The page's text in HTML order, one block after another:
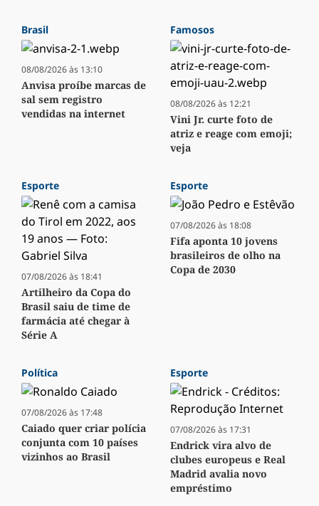
Brasil
08/08/2026 às 13:10
Anvisa proíbe marcas de
sal sem registro
vendidas na internet
Famosos
08/08/2026 às 12:21
Vini Jr. curte foto de
atriz e reage com emoji;
veja
Esporte
07/08/2026 às 18:41
Artilheiro da Copa do
Brasil saiu de time de
farmácia até chegar à
Série A
Esporte
07/08/2026 às 18:08
Fifa aponta 10 jovens
brasileiros de olho na
Copa de 2030
Política
07/08/2026 às 17:48
Caiado quer criar polícia
conjunta com 10 países
vizinhos ao Brasil
Esporte
07/08/2026 às 17:31
Endrick vira alvo de
clubes europeus e Real
Madrid avalia novo
empréstimo